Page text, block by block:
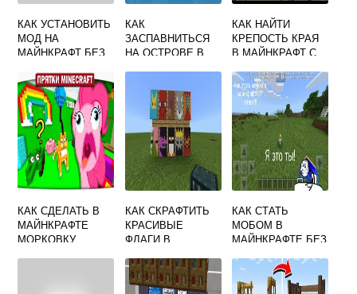
КАК УСТАНОВИТЬ
МОД НА
МАЙНКРАФТ БЕЗ
КАК
ЗАСПАВНИТЬСЯ
НА ОСТРОВЕ В
КАК НАЙТИ
КРЕПОСТЬ КРАЯ
В МАЙНКРАФТ С
КОМАНДЫ
КАК СДЕЛАТЬ В
МАЙНКРАФТЕ
МОРКОВКУ
КАК СКРАФТИТЬ
КРАСИВЫЕ
ФЛАГИ В
КАК СТАТЬ
МОБОМ В
МАЙНКРАФТЕ БЕЗ